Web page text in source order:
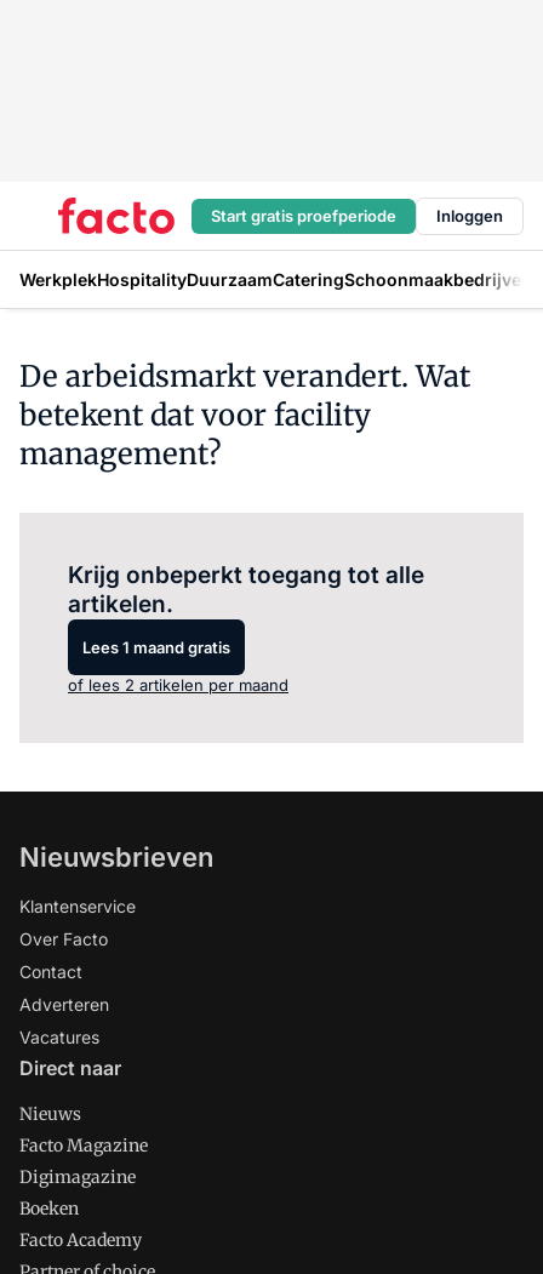
Start gratis proefperiode Inloggen
WerkplekHospitalityDuurzaamCateringSchoonmaakbedrijven
De arbeidsmarkt verandert. Wat
betekent dat voor facility
management?
Krijg onbeperkt toegang tot alle
artikelen.
Lees 1 maand gratis
of lees 2 artikelen per maand
Nieuwsbrieven
Klantenservice
Over Facto
Contact
Adverteren
Vacatures
Direct naar
Nieuws
Facto Magazine
Digimagazine
Boeken
Facto Academy